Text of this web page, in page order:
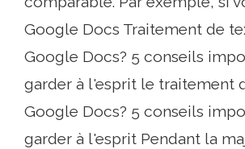
Google Docs Traitement de
Google Docs? 5 conseils
garder à l'esprit le traitement
Google Docs? 5 conseils
garder à l'esprit Pendant la